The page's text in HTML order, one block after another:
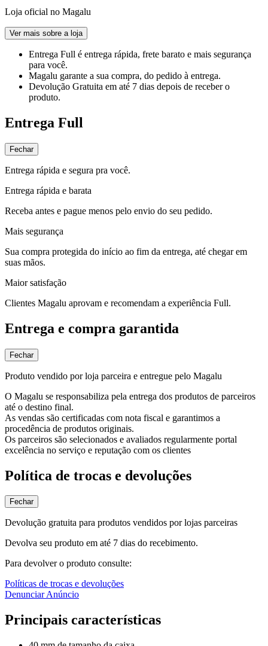
Loja oficial no Magalu
Ver mais sobre a loja
Entrega Full é entrega rápida, frete barato e mais segurança
para você.
Magalu garante a sua compra, do pedido à entrega.
Devolução Gratuita em até 7 dias depois de receber o
produto.
Entrega Full
Fechar
Entrega rápida e segura pra você.
Entrega rápida e barata
Receba antes e pague menos pelo envio do seu pedido.
Mais segurança
Sua compra protegida do início ao fim da entrega, até chegar em
suas mãos.
Maior satisfação
Clientes Magalu aprovam e recomendam a experiência Full.
Entrega e compra garantida
Fechar
Produto vendido por loja parceira e entregue pelo Magalu
O Magalu se responsabiliza pela entrega dos produtos de parceiros
até o destino final.
As vendas são certificadas com nota fiscal e garantimos a
procedência de produtos originais.
Os parceiros são selecionados e avaliados regularmente portal
excelência no serviço e reputação com os clientes
Política de trocas e devoluções
Fechar
Devolução gratuita para produtos vendidos por lojas parceiras
Devolva seu produto em até 7 dias do recebimento.
Para devolver o produto consulte:
Políticas de trocas e devoluções
Denunciar Anúncio
Principais características